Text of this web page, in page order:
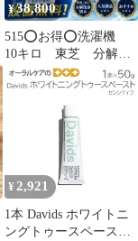
¥38,800
515⭕️お得⭕️洗濯機
10キロ 東芝 分解洗
浄 安い 綺麗 自動
投入 設置無料
¥ 2,921
1本 Davids ホワイトニ
ングトゥースペースト